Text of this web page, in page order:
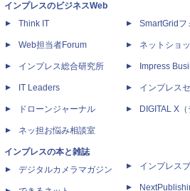
インプレスのビジネスWeb
Think IT
Web担当者Forum
インプレス総合研究所
IT Leaders
ドローンジャーナル
ネッ担お悩み相談室
インプレスの本と雑誌
デジタルカメラマガジン
SmartGridフ
ネットショ
Impress
インプレス
DIGITAL X
インプレス